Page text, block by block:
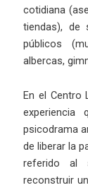
cotidiana
tiendas), de
públicos
albercas,
En el
psicodrama
de liberar la
referido al
reconstruir